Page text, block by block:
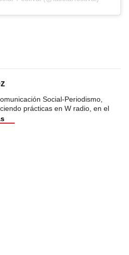
Social-Periodismo,
prácticas en W radio, en el